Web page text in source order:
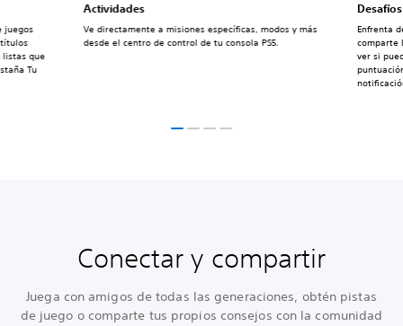
Actividades
Ve directamente a misiones específicas, modos y más
desde el centro de control de tu consola PS5.
Desafíos
Enfrenta
comparte
ver si
juegos
que
Tu
Conectar y compartir
Juega con amigos de todas las generaciones, obtén pistas
de juego o comparte tus propios consejos con la comunidad